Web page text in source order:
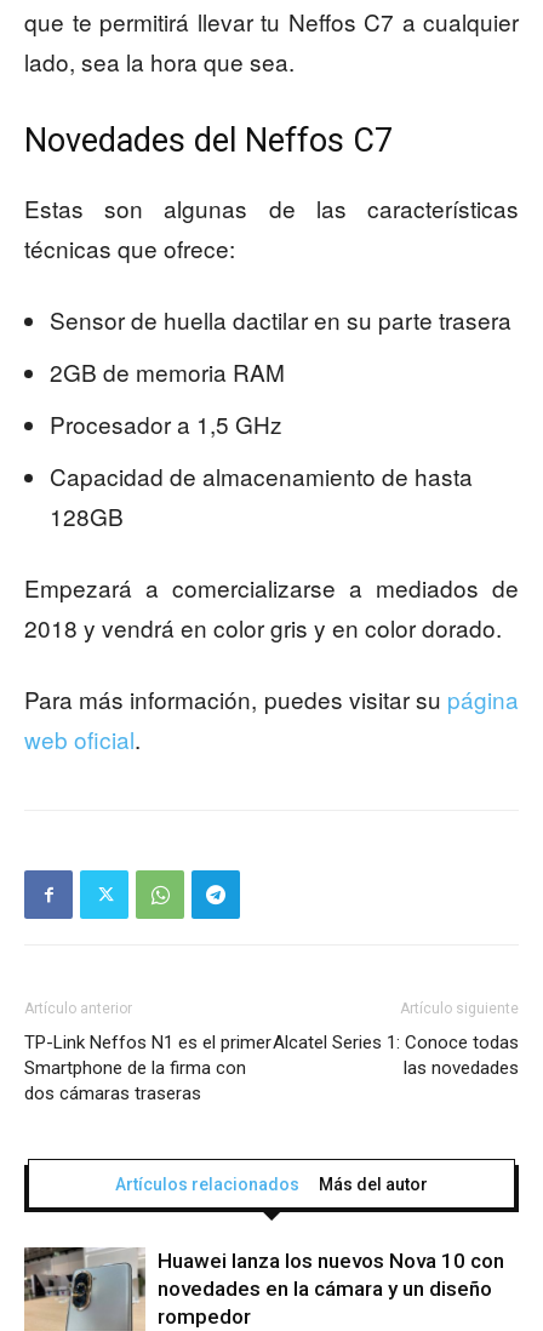
que te permitirá llevar tu Neffos C7 a cualquier
lado, sea la hora que sea.
Novedades del Neffos C7
Estas son algunas de las características
técnicas que ofrece:
Sensor de huella dactilar en su parte trasera
2GB de memoria RAM
Procesador a 1,5 GHz
Capacidad de almacenamiento de hasta
128GB
Empezará a comercializarse a mediados de
2018 y vendrá en color gris y en color dorado.
Para más información, puedes visitar su página
web oficial.
Artículo anterior
TP-Link Neffos N1 es el primer
Smartphone de la firma con
dos cámaras traseras
Artículo siguiente
Alcatel Series 1: Conoce todas
las novedades
Artículos relacionados Más del autor
Huawei lanza los nuevos Nova 10 con
novedades en la cámara y un diseño
rompedor